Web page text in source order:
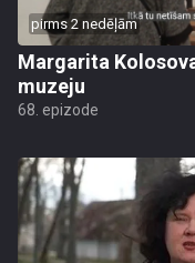
pirms 2 nedēļām
Margarita
muzeju
68. epizode